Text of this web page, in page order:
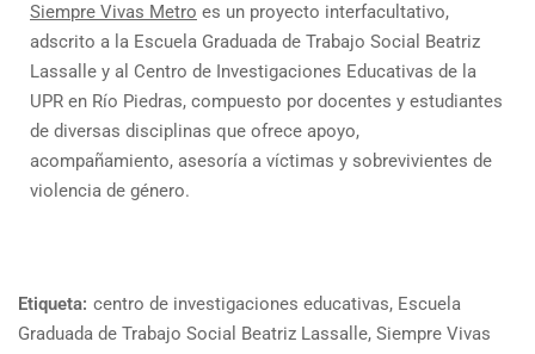
Siempre Vivas Metro es un proyecto interfacultativo,
adscrito a la Escuela Graduada de Trabajo Social Beatriz
Lassalle y al Centro de Investigaciones Educativas de la
UPR en Río Piedras, compuesto por docentes y estudiantes
de diversas disciplinas que ofrece apoyo,
acompañamiento, asesoría a víctimas y sobrevivientes de
violencia de género.
Etiqueta: centro de investigaciones educativas, Escuela
Graduada de Trabajo Social Beatriz Lassalle, Siempre Vivas